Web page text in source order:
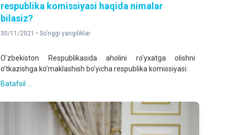
respublika komissiyasi haqida nimalar
bilasiz?
30/11/2021 •So'nggi yangiliklar
Oʼzbekiston Respublikasida aholini roʼyxatga olishni
oʼtkazishga koʼmaklashish boʼyicha respublika komissiyasi:
Batafsil ...